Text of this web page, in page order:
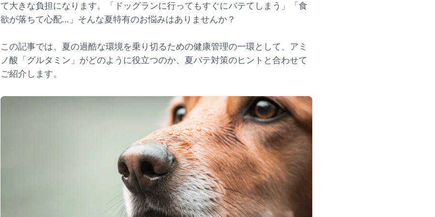
て大きな負担になります。「ドッグランに行ってもすぐにバテてしまう」「食
欲が落ちて心配…」そんな夏特有のお悩みはありませんか？
この記事では、夏の過酷な環境を乗り切るための健康管理の一環として、アミ
ノ酸「グルタミン」がどのように役立つのか、夏バテ対策のヒントと合わせて
ご紹介します。